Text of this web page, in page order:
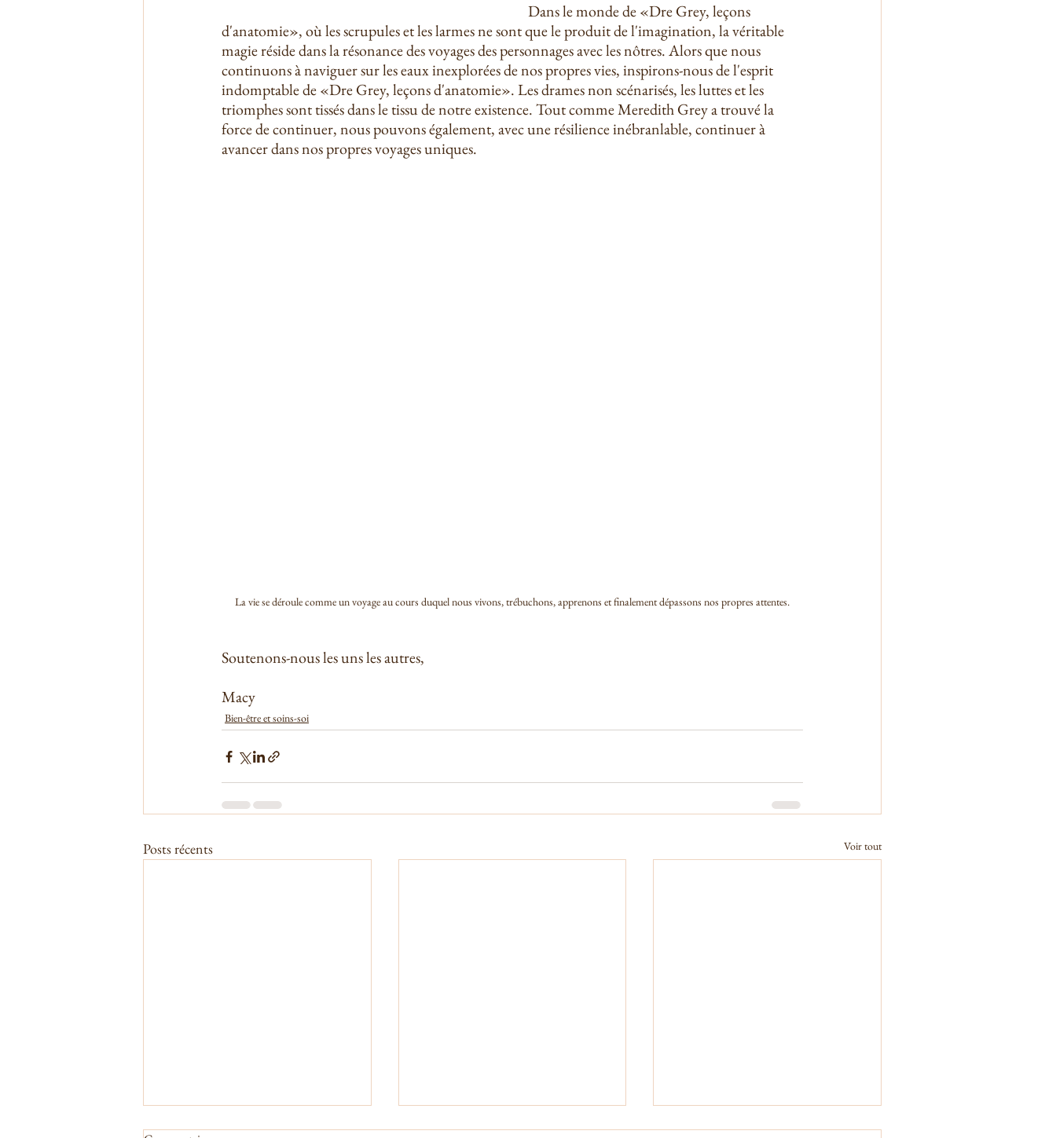
Dans le monde de «Dre Grey, leçons
d'anatomie», où les scrupules et les larmes ne sont que le produit de l'imagination, la véritable
magie réside dans la résonance des voyages des personnages avec les nôtres. Alors que nous
continuons à naviguer sur les eaux inexplorées de nos propres vies, inspirons-nous de l'esprit
indomptable de «Dre Grey, leçons d'anatomie». Les drames non scénarisés, les luttes et les
triomphes sont tissés dans le tissu de notre existence. Tout comme Meredith Grey a trouvé la
force de continuer, nous pouvons également, avec une résilience inébranlable, continuer à
avancer dans nos propres voyages uniques.
La vie se déroule comme un voyage au cours duquel nous vivons, trébuchons, apprenons et finalement dépassons nos propres attentes.
Soutenons-nous les uns les autres,
Macy
Bien-être et soins-soi
Posts récents Voir tout